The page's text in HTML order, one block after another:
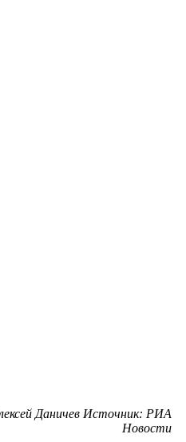
Даничев Источник: РИА
Новости